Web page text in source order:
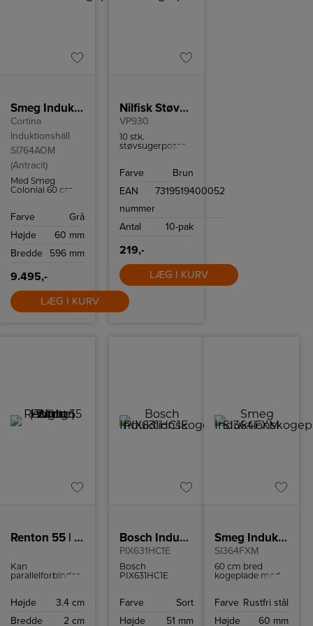
Smeg Induktionskogeplade SI764AOM
Cortina
Induktionshäll
SI764AOM
(Antracit)
Med Smeg
Colonial 60 cm
du tilberede mad
takket være 4
og flere intuitive
Quickstart og
Powerboost.
Farve
Grå
Højde
60 mm
Bredde
596 mm
9.495,-
LÆG I KURV
Nilfisk Støvsugerposer
VP930
10 stk.
støvsugerposer
GD930.
Farve
Brun
EAN
nummer
7319519400052
Antal 10-pak
219,-
LÆG I KURV
Renton 55 | Batten Light Fitting | White
Kan
parallelforbindes
Tilslutningsledning
Kontakt på
Højde
3.4 cm
Bredde
2 cm
Bosch Induktionskogeplade
PIX631HC1E
Bosch
PIX631HC1E
funktioner som
PowerBoost og
Farve
Sort
Højde
51 mm
Smeg Induktionskogeplade
SI364FXM
60 cm bred
kogeplade med
effektiv
Farve Rustfri stål
Højde
60 mm